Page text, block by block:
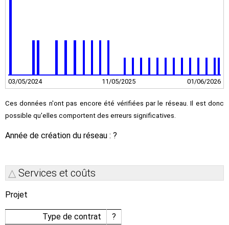
03/05/2024 11/05/2025 01/06/2026
Ces données n'ont pas encore été vérifiées par le réseau. Il est donc
possible qu'elles comportent des erreurs significatives.
Année de création du réseau : ?
Services et coûts
Projet
Type de contrat
?